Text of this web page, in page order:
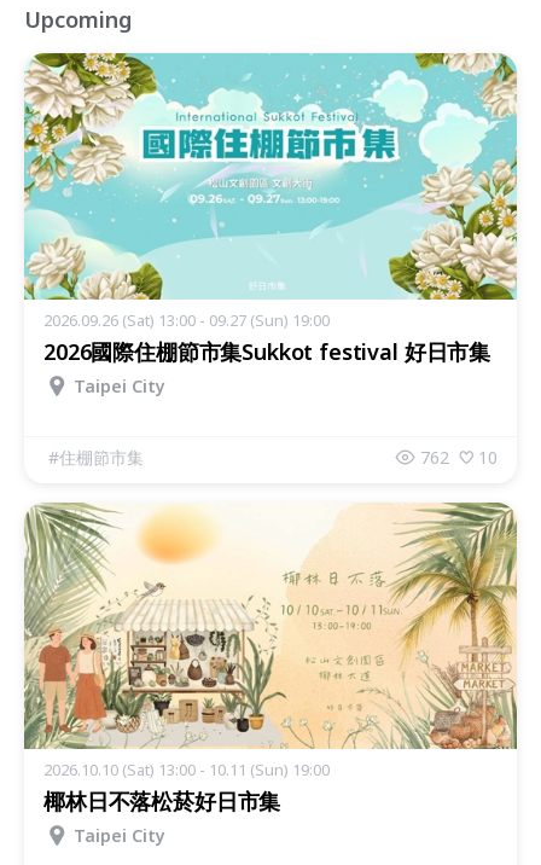
Upcoming
2026.09.26 (Sat) 13:00 - 09.27 (Sun) 19:00
2026國際住棚節市集Sukkot festival 好日市集
Taipei City
#住棚節市集 762 10
2026.10.10 (Sat) 13:00 - 10.11 (Sun) 19:00
椰林日不落松菸好日市集
Taipei City